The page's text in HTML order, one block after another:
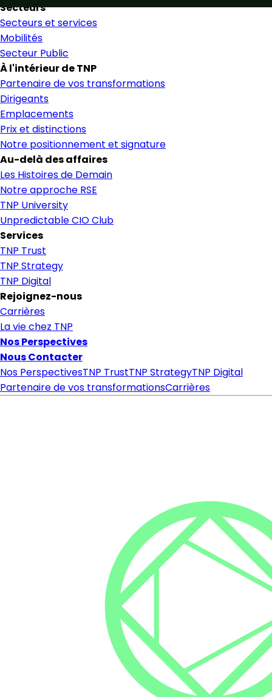
Secteurs
Secteurs et services
Mobilités
Secteur Public
À l'intérieur de TNP
Partenaire de vos transformations
Dirigeants
Emplacements
Prix et distinctions
Notre positionnement et signature
Au-delà des affaires
Les Histoires de Demain
Notre approche RSE
TNP University
Unpredictable CIO Club
Services
TNP Trust
TNP Strategy
TNP Digital
Rejoignez-nous
Carrières
La vie chez TNP
Nos Perspectives
Nous Contacter
Nos PerspectivesTNP TrustTNP StrategyTNP Digital
Partenaire de vos transformationsCarrières